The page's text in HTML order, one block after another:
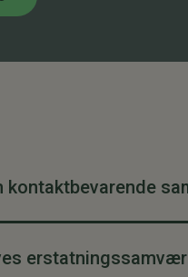
kontaktbevarende